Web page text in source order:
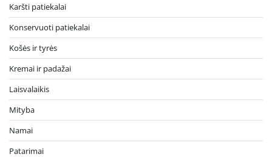
Karšti patiekalai
Konservuoti patiekalai
Košės ir tyrės
Kremai ir padažai
Laisvalaikis
Mityba
Namai
Patarimai